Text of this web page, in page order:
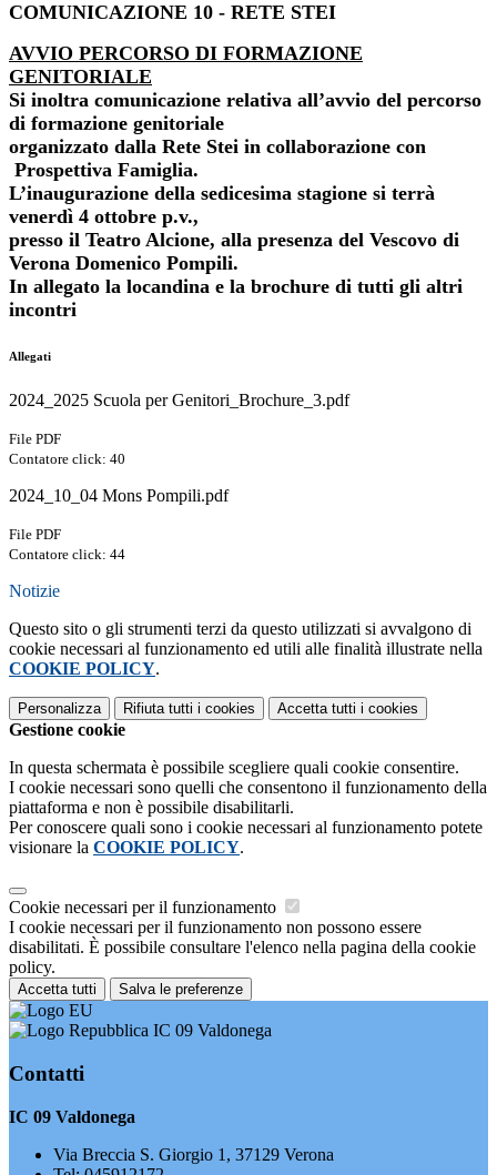
COMUNICAZIONE 10 - RETE STEI
AVVIO PERCORSO DI FORMAZIONE
GENITORIALE
Si inoltra comunicazione relativa all’avvio del percorso
di formazione genitoriale
organizzato dalla Rete Stei in collaborazione con
Prospettiva Famiglia.
L’inaugurazione della sedicesima stagione si terrà
venerdì 4 ottobre p.v.,
presso il Teatro Alcione, alla presenza del Vescovo di
Verona Domenico Pompili.
In allegato la locandina e la brochure di tutti gli altri
incontri
Allegati
2024_2025 Scuola per Genitori_Brochure_3.pdf
File PDF
Contatore click: 40
2024_10_04 Mons Pompili.pdf
File PDF
Contatore click: 44
Notizie
Questo sito o gli strumenti terzi da questo utilizzati si avvalgono di
cookie necessari al funzionamento ed utili alle finalità illustrate nella
COOKIE POLICY.
Personalizza Rifiuta tutti i cookies Accetta tutti i cookies
Gestione cookie
In questa schermata è possibile scegliere quali cookie consentire.
I cookie necessari sono quelli che consentono il funzionamento della
piattaforma e non è possibile disabilitarli.
Per conoscere quali sono i cookie necessari al funzionamento potete
visionare la COOKIE POLICY.
Cookie necessari per il funzionamento
I cookie necessari per il funzionamento non possono essere
disabilitati. È possibile consultare l'elenco nella pagina della cookie
policy.
Accetta tutti Salva le preferenze
IC 09 Valdonega
Contatti
IC 09 Valdonega
Via Breccia S. Giorgio 1, 37129 Verona